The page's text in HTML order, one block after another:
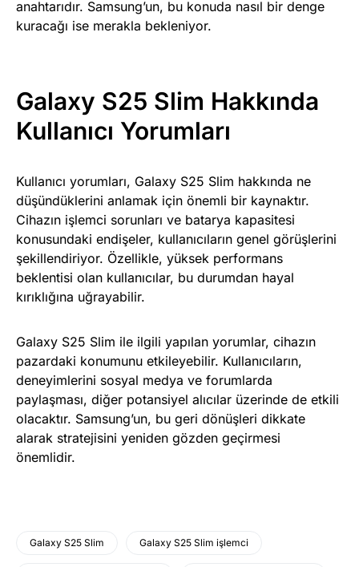
anahtarıdır. Samsung’un, bu konuda nasıl bir denge
kuracağı ise merakla bekleniyor.
Galaxy S25 Slim Hakkında
Kullanıcı Yorumları
Kullanıcı yorumları, Galaxy S25 Slim hakkında ne
düşündüklerini anlamak için önemli bir kaynaktır.
Cihazın işlemci sorunları ve batarya kapasitesi
konusundaki endişeler, kullanıcıların genel görüşlerini
şekillendiriyor. Özellikle, yüksek performans
beklentisi olan kullanıcılar, bu durumdan hayal
kırıklığına uğrayabilir.
Galaxy S25 Slim ile ilgili yapılan yorumlar, cihazın
pazardaki konumunu etkileyebilir. Kullanıcıların,
deneyimlerini sosyal medya ve forumlarda
paylaşması, diğer potansiyel alıcılar üzerinde de etkili
olacaktır. Samsung’un, bu geri dönüşleri dikkate
alarak stratejisini yeniden gözden geçirmesi
önemlidir.
Galaxy S25 Slim Galaxy S25 Slim işlemci